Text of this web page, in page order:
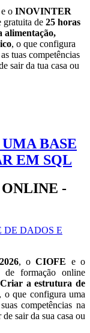
e o INOVINTER
gratuita de 25 horas
alimentação,
, o que configura
tuas competências
sair da tua casa ou
BASE
EM SQL
-
, oCIOFE e o
de formação online
Criar a estrutura de
, o que configura uma
competências na
sair da sua casa ou